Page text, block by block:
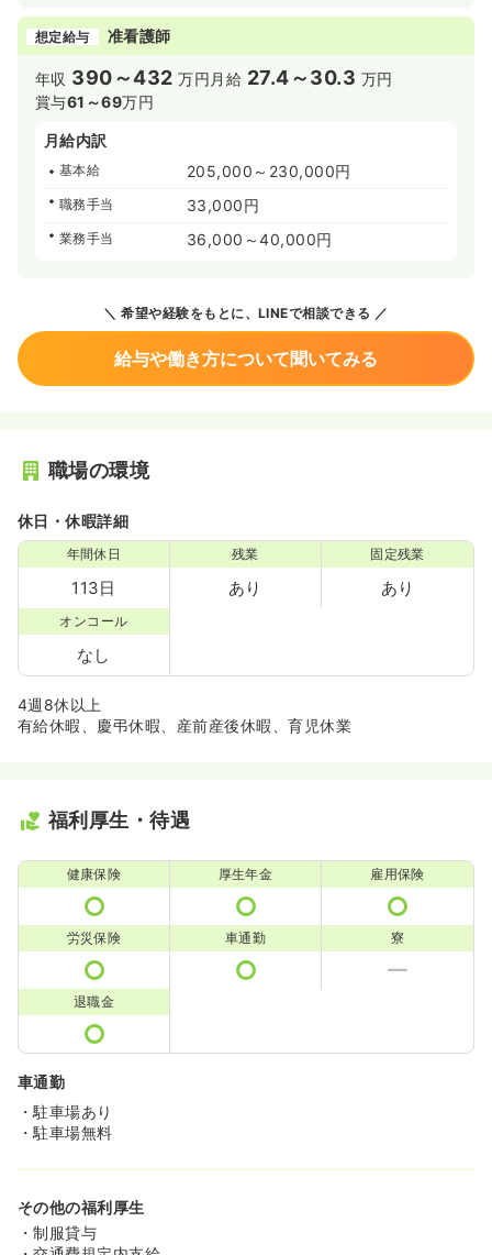
想定給与 准看護師
年収 390～432 万円 月給 27.4～30.3 万円
賞与61～69万円
月給内訳
基本給 205,000～230,000円
職務手当 33,000円
業務手当 36,000～40,000円
希望や経験をもとに、LINEで相談できる
給与や働き方について聞いてみる
職場の環境
休日・休暇詳細
年間休日
113日
残業
あり
固定残業
あり
オンコール
なし
4週8休以上
有給休暇、慶弔休暇、産前産後休暇、育児休業
福利厚生・待遇
健康保険 厚生年金 雇用保険
労災保険 車通勤 寮
退職金
車通勤
・駐車場あり
・駐車場無料
その他の福利厚生
・制服貸与